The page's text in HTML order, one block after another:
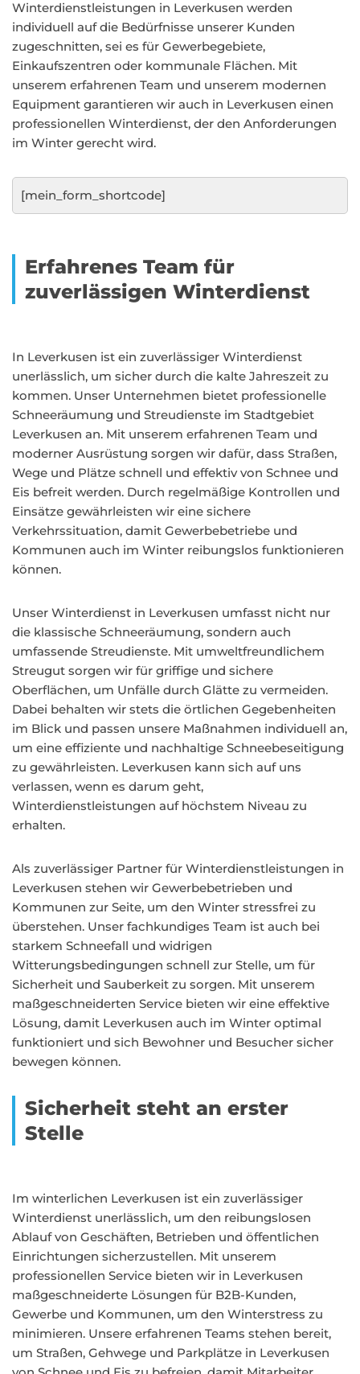
Winterdienstleistungen in Leverkusen werden
individuell auf die Bedürfnisse unserer Kunden
zugeschnitten, sei es für Gewerbegebiete,
Einkaufszentren oder kommunale Flächen. Mit
unserem erfahrenen Team und unserem modernen
Equipment garantieren wir auch in Leverkusen einen
professionellen Winterdienst, der den Anforderungen
im Winter gerecht wird.
[mein_form_shortcode]
Erfahrenes Team für
zuverlässigen Winterdienst
In Leverkusen ist ein zuverlässiger Winterdienst
unerlässlich, um sicher durch die kalte Jahreszeit zu
kommen. Unser Unternehmen bietet professionelle
Schneeräumung und Streudienste im Stadtgebiet
Leverkusen an. Mit unserem erfahrenen Team und
moderner Ausrüstung sorgen wir dafür, dass Straßen,
Wege und Plätze schnell und effektiv von Schnee und
Eis befreit werden. Durch regelmäßige Kontrollen und
Einsätze gewährleisten wir eine sichere
Verkehrssituation, damit Gewerbebetriebe und
Kommunen auch im Winter reibungslos funktionieren
können.
Unser Winterdienst in Leverkusen umfasst nicht nur
die klassische Schneeräumung, sondern auch
umfassende Streudienste. Mit umweltfreundlichem
Streugut sorgen wir für griffige und sichere
Oberflächen, um Unfälle durch Glätte zu vermeiden.
Dabei behalten wir stets die örtlichen Gegebenheiten
im Blick und passen unsere Maßnahmen individuell an,
um eine effiziente und nachhaltige Schneebeseitigung
zu gewährleisten. Leverkusen kann sich auf uns
verlassen, wenn es darum geht,
Winterdienstleistungen auf höchstem Niveau zu
erhalten.
Als zuverlässiger Partner für Winterdienstleistungen in
Leverkusen stehen wir Gewerbebetrieben und
Kommunen zur Seite, um den Winter stressfrei zu
überstehen. Unser fachkundiges Team ist auch bei
starkem Schneefall und widrigen
Witterungsbedingungen schnell zur Stelle, um für
Sicherheit und Sauberkeit zu sorgen. Mit unserem
maßgeschneiderten Service bieten wir eine effektive
Lösung, damit Leverkusen auch im Winter optimal
funktioniert und sich Bewohner und Besucher sicher
bewegen können.
Sicherheit steht an erster
Stelle
Im winterlichen Leverkusen ist ein zuverlässiger
Winterdienst unerlässlich, um den reibungslosen
Ablauf von Geschäften, Betrieben und öffentlichen
Einrichtungen sicherzustellen. Mit unserem
professionellen Service bieten wir in Leverkusen
maßgeschneiderte Lösungen für B2B-Kunden,
Gewerbe und Kommunen, um den Winterstress zu
minimieren. Unsere erfahrenen Teams stehen bereit,
um Straßen, Gehwege und Parkplätze in Leverkusen